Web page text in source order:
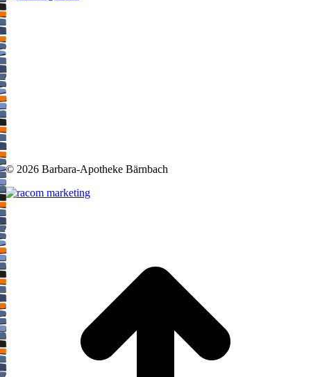
© 2026 Barbara-Apotheke Bärnbach